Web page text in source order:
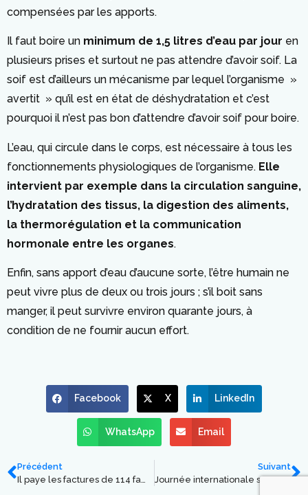
compensées par les apports.
Il faut boire un minimum de 1,5 litres d’eau par jour en
plusieurs prises et surtout ne pas attendre d’avoir soif. La
soif est d’ailleurs un mécanisme par lequel l’organisme »
avertit » qu’il est en état de déshydratation et c’est
pourquoi il n’est pas bon d’attendre d’avoir soif pour boire.
L’eau, qui circule dans le corps, est nécessaire à tous les
fonctionnements physiologiques de l’organisme. Elle
intervient par exemple dans la circulation sanguine,
l’hydratation des tissus, la digestion des aliments,
la thermorégulation et la communication
hormonale entre les organes.
Enfin, sans apport d’eau d’aucune sorte, l’être humain ne
peut vivre plus de deux ou trois jours ; s’il boit sans
manger, il peut survivre environ quarante jours, à
condition de ne fournir aucun effort.
Facebook X LinkedIn
WhatsApp Email
Précédent
Suivant
Journée internationale sans paille